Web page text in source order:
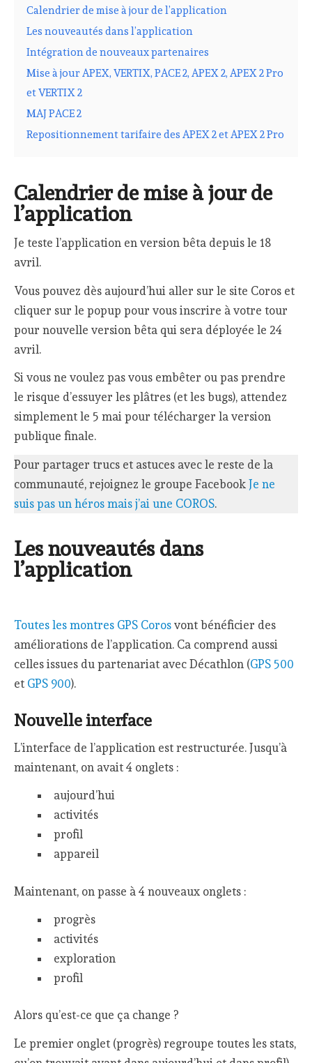
Calendrier de mise à jour de l’application
Les nouveautés dans l’application
Intégration de nouveaux partenaires
Mise à jour APEX, VERTIX, PACE 2, APEX 2, APEX 2 Pro
et VERTIX 2
MAJ PACE 2
Repositionnement tarifaire des APEX 2 et APEX 2 Pro
Calendrier de mise à jour de
l’application
Je teste l’application en version bêta depuis le 18
avril.
Vous pouvez dès aujourd’hui aller sur le site Coros et
cliquer sur le popup pour vous inscrire à votre tour
pour nouvelle version bêta qui sera déployée le 24
avril.
Si vous ne voulez pas vous embêter ou pas prendre
le risque d’essuyer les plâtres (et les bugs), attendez
simplement le 5 mai pour télécharger la version
publique finale.
Pour partager trucs et astuces avec le reste de la
communauté, rejoignez le groupe FacebookJe ne
suis pas un héros mais j’ai une COROS.
Les nouveautés dans
l’application
Toutes les montres GPS Coros vont bénéficier des
améliorations de l’application. Ca comprend aussi
celles issues du partenariat avec Décathlon (GPS 500
et GPS 900).
Nouvelle interface
L’interface de l’application est restructurée. Jusqu’à
maintenant, on avait 4 onglets :
aujourd’hui
activités
profil
appareil
Maintenant, on passe à 4 nouveaux onglets :
progrès
activités
exploration
profil
Alors qu’est-ce que ça change ?
Le premier onglet (progrès) regroupe toutes les stats,